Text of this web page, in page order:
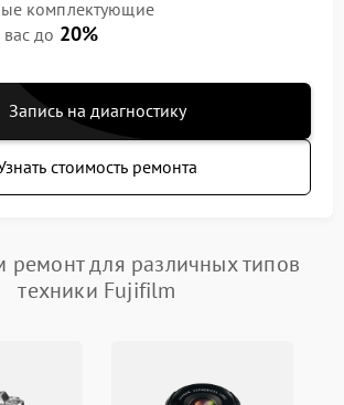
комплектующие
до 20%
Запись на диагностику
стоимость ремонта
ремонт для различных типов
техники Fujifilm